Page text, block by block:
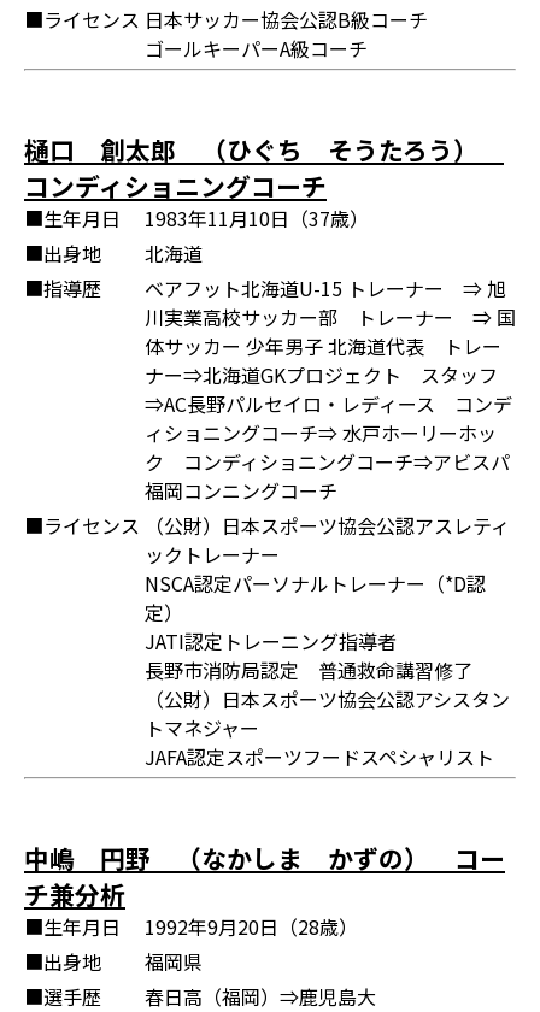
■ライセンス 日本サッカー協会公認B級コーチ
ゴールキーパーA級コーチ
樋口 創太郎 （ひぐち そうたろう）
コンディショニングコーチ
■生年月日
1983年11月10日（37歳）
■出身地
北海道
■指導歴
ベアフット北海道U-15 トレーナー ⇒ 旭
川実業高校サッカー部 トレーナー ⇒ 国
体サッカー 少年男子 北海道代表 トレー
ナー⇒北海道GKプロジェクト スタッフ
⇒AC長野パルセイロ・レディース コンデ
ィショニングコーチ⇒ 水戸ホーリーホッ
ク コンディショニングコーチ⇒アビスパ
福岡コンニングコーチ
■ライセンス
（公財）日本スポーツ協会公認アスレティ
ックトレーナー
NSCA認定パーソナルトレーナー（*D認
定）
JATI認定トレーニング指導者
長野市消防局認定 普通救命講習修了
（公財）日本スポーツ協会公認アシスタン
トマネジャー
JAFA認定スポーツフードスペシャリスト
中嶋 円野 （なかしま かずの） コー
チ兼分析
■生年月日
1992年9月20日（28歳）
■出身地
福岡県
■選手歴
春日高（福岡）⇒鹿児島大